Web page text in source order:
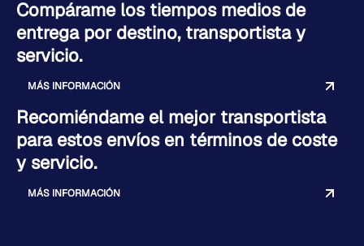
Compárame los tiempos medios de
entrega por destino, transportista y
servicio.
MÁS INFORMACIÓN
Recomiéndame el mejor transportista
para estos envíos en términos de coste
y servicio.
MÁS INFORMACIÓN